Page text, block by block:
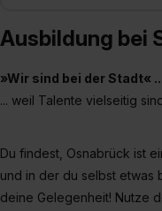
Ausbildung bei
»Wir sind bei der Stadt«
... weil Talente vielseitig
Du findest, Osnabrück ist
und in der du selbst etwas
deine Gelegenheit! Nutze